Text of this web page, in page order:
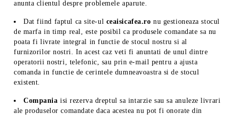
anunta clientul despre problemele aparute.
Dat fiind faptul ca site-ul ceaisicafea.ronu gestioneaza stocul
de marfa in timp real, este posibil ca produsele comandate sa nu
poata fi livrate integral in functie de stocul nostru si al
furnizorilor nostri. In acest caz veti fi anuntati de unul dintre
operatorii nostri, telefonic, sau prin e-mail pentru a ajusta
comanda in functie de cerintele dumneavoastra si de stocul
existent.
Companiaisi rezerva dreptul sa intarzie sau sa anuleze livrari
ale produselor comandate daca acestea nu pot fi onorate din